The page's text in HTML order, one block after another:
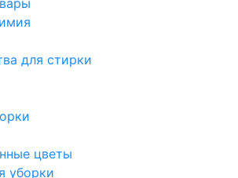
для стирки
цветы
уборки